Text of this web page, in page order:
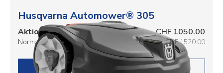
Husqvarna Automower® 305
Aktionspreis CHF 1050.00
Normalpreis CHF 1520.00
DETAILS